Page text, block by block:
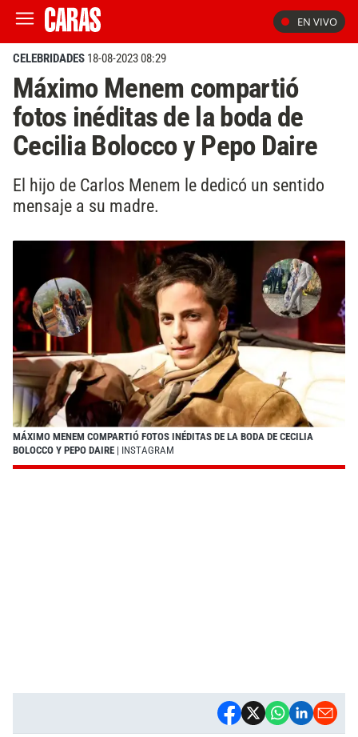
EN VIVO
CELEBRIDADES 18-08-2023 08:29
Máximo Menem compartió
fotos inéditas de la boda de
Cecilia Bolocco y Pepo Daire
El hijo de Carlos Menem le dedicó un sentido
mensaje a su madre.
MÁXIMO MENEM COMPARTIÓ FOTOS INÉDITAS DE LA BODA DE CECILIA
BOLOCCO Y PEPO DAIRE | INSTAGRAM